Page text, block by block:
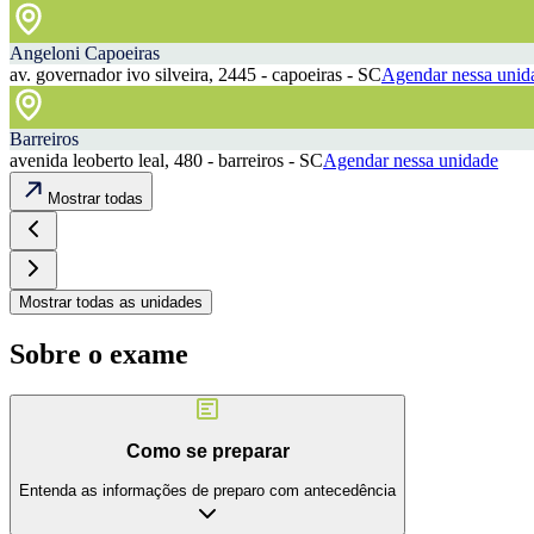
Angeloni Capoeiras
av. governador ivo silveira, 2445 - capoeiras - SCAgendar nessa
Barreiros
avenida leoberto leal, 480 - barreiros - SCAgendar nessa unidade
Mostrar todas
Mostrar todas as unidades
Sobre o exame
Como se preparar
Entenda as informações de preparo com antecedência